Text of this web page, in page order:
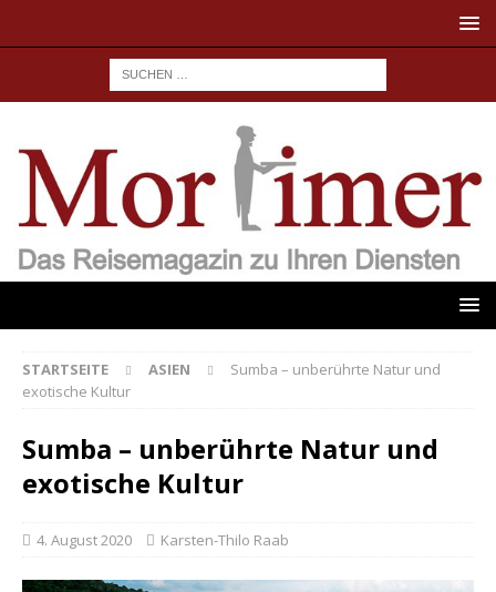
STARTSEITE ASIEN
Sumba – unberührte Natur und
exotische Kultur
Sumba – unberührte Natur und
exotische Kultur
4. August 2020 Karsten-Thilo Raab